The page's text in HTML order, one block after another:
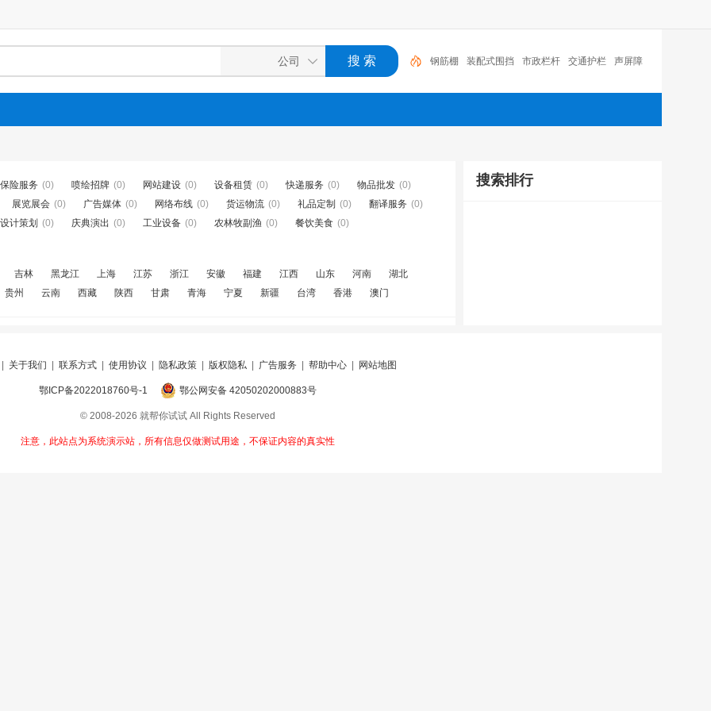
钢筋棚 装配式围挡 市政栏杆 交通护栏 声屏障
保险服务 (0) 喷绘招牌 (0) 网站建设 (0) 设备租赁 (0) 快递服务 (0) 物品批发 (0)
展览展会 (0) 广告媒体 (0) 网络布线 (0) 货运物流 (0) 礼品定制 (0) 翻译服务 (0)
设计策划 (0) 庆典演出 (0) 工业设备 (0) 农林牧副渔 (0) 餐饮美食 (0)
吉林 黑龙江 上海 江苏 浙江 安徽 福建 江西 山东 河南
湖北
贵州
云南 西藏 陕西 甘肃 青海 宁夏 新疆 台湾 香港 澳门
搜索排行
关于我们 联系方式 使用协议 隐私政策 版权隐私 广告服务 帮助中心 网站地图
鄂ICP备2022018760号-1 鄂公网安备 42050202000883号
© 2008-2026 就帮你试试 All Rights Reserved
注意，此站点为系统演示站，所有信息仅做测试用途，不保证内容的真实性